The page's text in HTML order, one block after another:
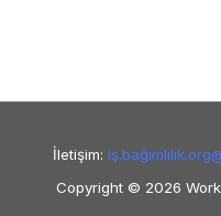
İletişim:
Copyright © 2026